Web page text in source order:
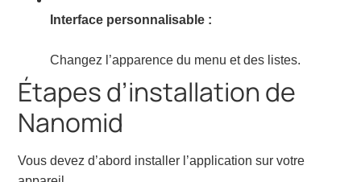
Interface personnalisable :
Changez l’apparence du menu et des listes.
Étapes d’installation de
Nanomid
Vous devez d’abord installer l’application sur votre